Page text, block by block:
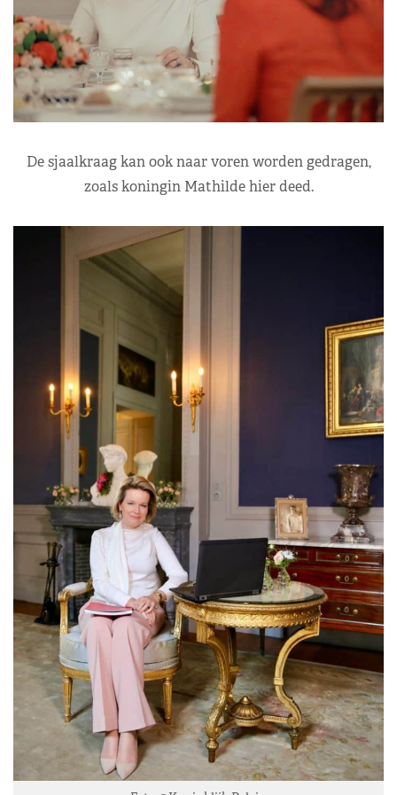
De sjaalkraag kan ook naar voren worden gedragen,
zoals koningin Mathilde hier deed.